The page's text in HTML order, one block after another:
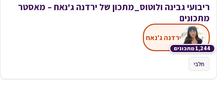
ריבועי גבינה ולוטוס_מתכון של ירדנה ג'נאח – מאסטר
מתכונים
1,244 מתכונים
ירדנה ג'נאח
חלבי